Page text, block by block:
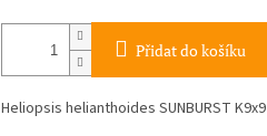
Přidat do košíku
Heliopsis helianthoides SUNBURST K9x9